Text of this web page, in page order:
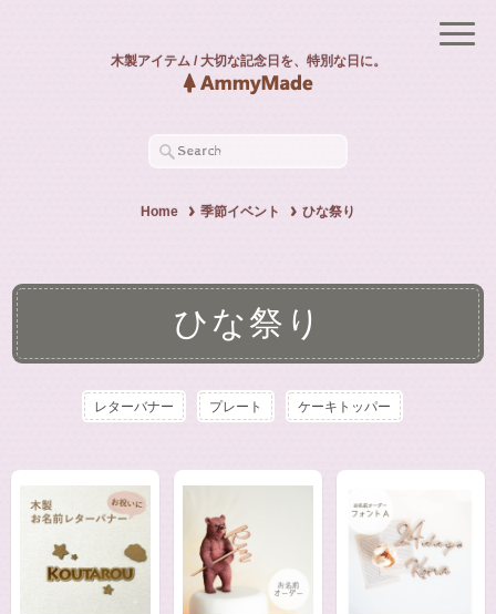
木製アイテム / 大切な記念日を、特別な日に。
Home 季節イベント ひな祭り
ひな祭り
レターバナー プレート ケーキトッパー